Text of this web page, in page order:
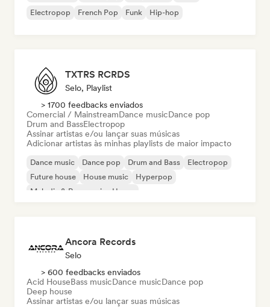
Electropop
French Pop Funk Hip-hop
TXTRS RCRDS
Selo, Playlist
> 1700 feedbacks enviados
Comercial / MainstreamDance musicDance pop
Drum and BassElectropop
Assinar artistas e/ou lançar suas músicas
Adicionar artistas às minhas playlists de maior impacto
Dance music Dance pop Drum and Bass
Electropop
Future house
House music
Hyperpop
Melodic & Progressive House
Ancora Records
Selo
> 600 feedbacks enviados
Acid HouseBass musicDance musicDance pop
Deep house
Assinar artistas e/ou lançar suas músicas